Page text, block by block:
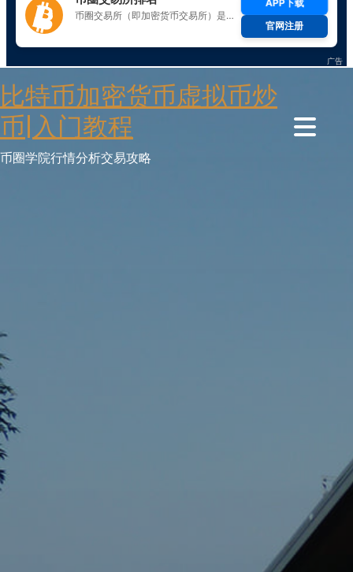
to
content
比特币加密货币虚拟币炒
币|入门教程
币圈学院行情分析交易攻略